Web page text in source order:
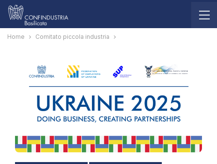
Home Comitato piccola industria